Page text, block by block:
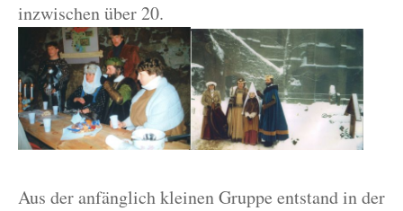
inzwischen über 20.
Aus der anfänglich kleinen Gruppe entstand in der